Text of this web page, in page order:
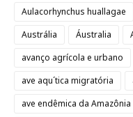
Aulacorhynchus huallagae
Austrália
Áustralia
avanço agrícola e urbano
ave aqu´tica migratória
ave endêmica da Amazônia